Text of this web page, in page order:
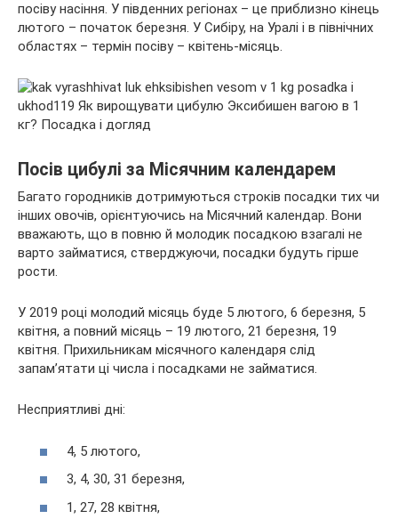
посіву насіння. У південних регіонах – це приблизно кінець
лютого – початок березня. У Сибіру, на Уралі і в північних
областях – термін посіву – квітень-місяць.
Посів цибулі за Місячним календарем
Багато городників дотримуються строків посадки тих чи
інших овочів, орієнтуючись на Місячний календар. Вони
вважають, що в повню й молодик посадкою взагалі не
варто займатися, стверджуючи, посадки будуть гірше
рости.
У 2019 році молодий місяць буде 5 лютого, 6 березня, 5
квітня, а повний місяць – 19 лютого, 21 березня, 19
квітня. Прихильникам місячного календаря слід
запам’ятати ці числа і посадками не займатися.
Несприятливі дні:
4, 5 лютого,
3, 4, 30, 31 березня,
1, 27, 28 квітня,